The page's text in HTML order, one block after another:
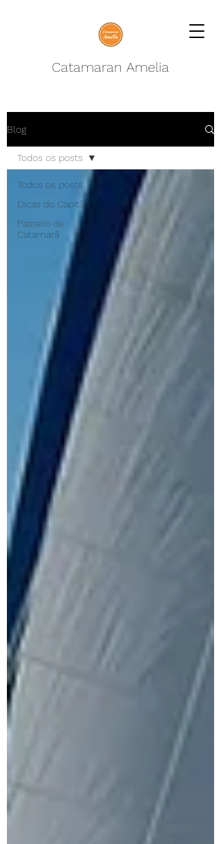
Catamaran Amelia
Blog
Todos os posts
Dicas do Capitão
Passeio de
Catamarã
Todos os posts